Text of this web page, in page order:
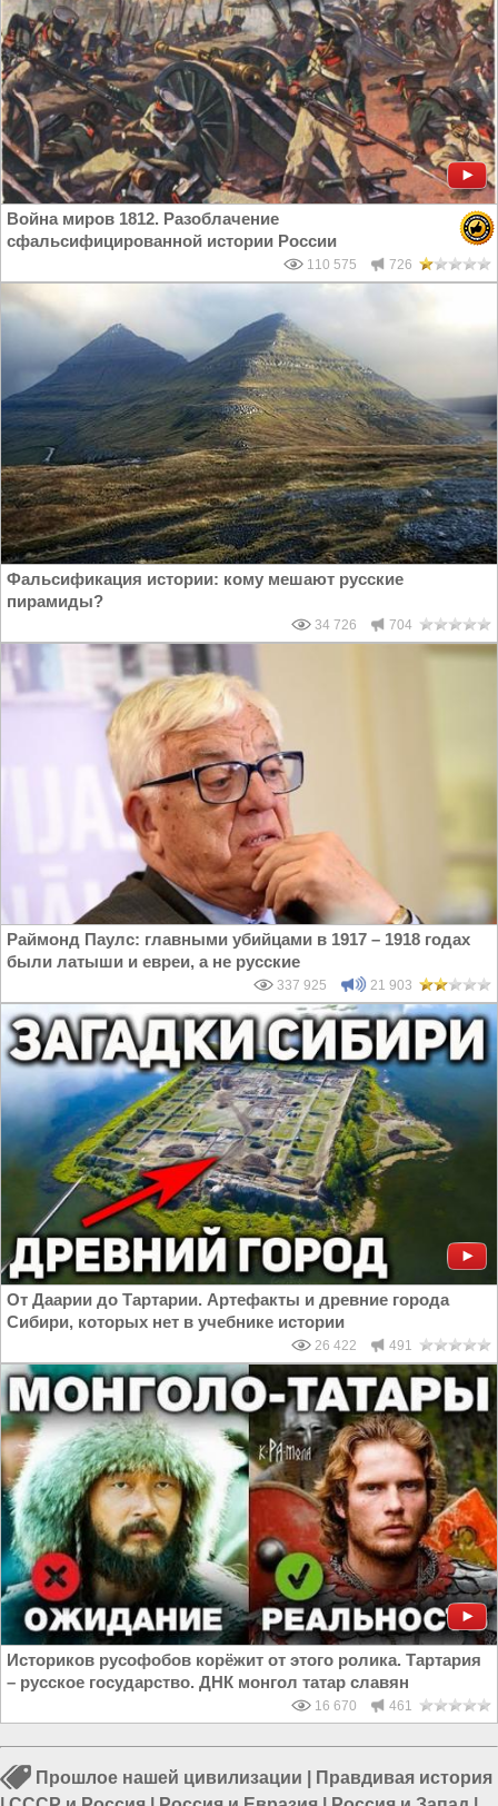
Война миров 1812. Разоблачение
сфальсифицированной истории России
110 575 726
Фальсификация истории: кому мешают русские
пирамиды?
34 726 704
Раймонд Паулс: главными убийцами в 1917 – 1918 годах
были латыши и евреи, а не русские
337 925 21 903
От Даарии до Тартарии. Артефакты и древние города
Сибири, которых нет в учебнике истории
26 422 491
Историков русофобов корёжит от этого ролика. Тартария
– русское государство. ДНК монгол татар славян
16 670 461
Прошлое нашей цивилизации
Правдивая история